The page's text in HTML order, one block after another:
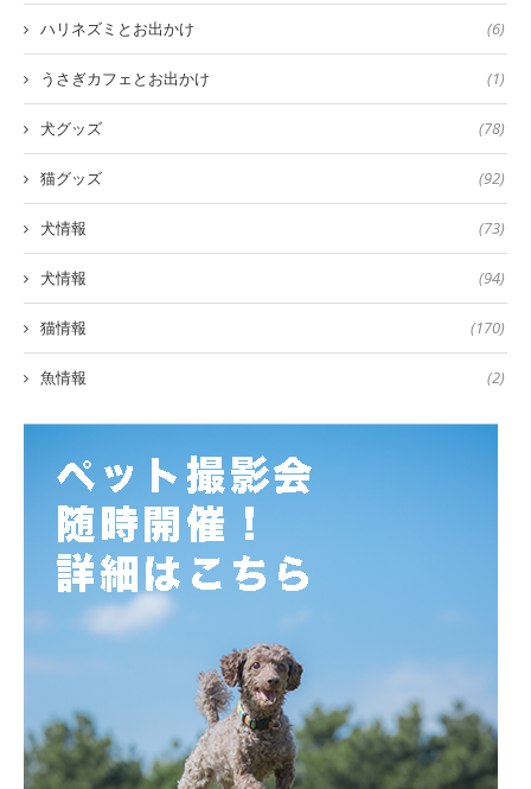
ハリネズミとお出かけ (6)
うさぎカフェとお出かけ (1)
犬グッズ (78)
猫グッズ (92)
犬情報 (73)
犬情報 (94)
猫情報 (170)
魚情報 (2)